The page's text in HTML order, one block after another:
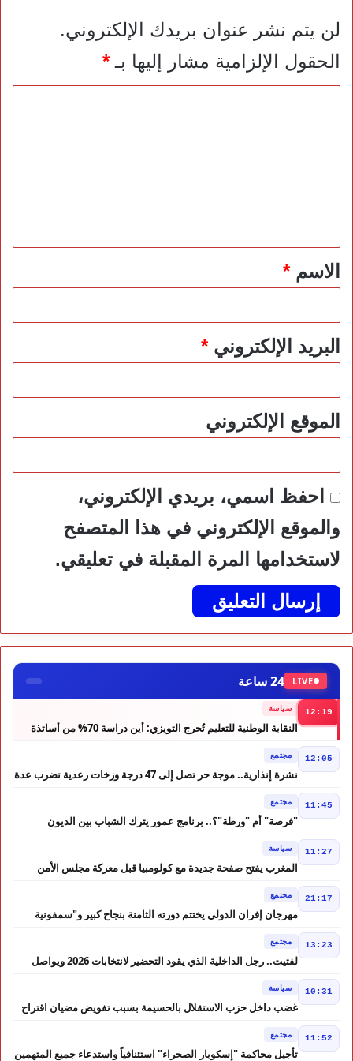
لن يتم نشر عنوان بريدك الإلكتروني.
الحقول الإلزامية مشار إليها بـ*
*الاسم*
البريد الإلكتروني*
الموقع الإلكتروني
احفظ اسمي، بريدي الإلكتروني،
والموقع الإلكتروني في هذا المتصفح
لاستخدامها المرة المقبلة في تعليقي.
LIVE 24 ساعة
12:19 سياسة
النقابة الوطنية للتعليم تُحرج التويزي: أين دراسة 70% من أساتذة
12:05 مجتمع
نشرة إنذارية.. موجة حر تصل إلى 47 درجة وزخات رعدية تضرب عدة
11:45 مجتمع
"فرصة" أم "ورطة"؟.. برنامج عمور يترك الشباب بين الديون
11:27 سياسة
المغرب يفتح صفحة جديدة مع كولومبيا قبل معركة مجلس الأمن
21:17 مجتمع
مهرجان إفران الدولي يختتم دورته الثامنة بنجاح كبير و"سمفونية
13:23 مجتمع
لفتيت.. رجل الداخلية الذي يقود التحضير لانتخابات 2026 ويواصل
10:31 سياسة
غضب داخل حزب الاستقلال بالحسيمة بسبب تفويض مضيان اقتراح
11:52 مجتمع
تأجيل محاكمة "إسكوبار الصحراء" استئنافياً واستدعاء جميع المتهمين